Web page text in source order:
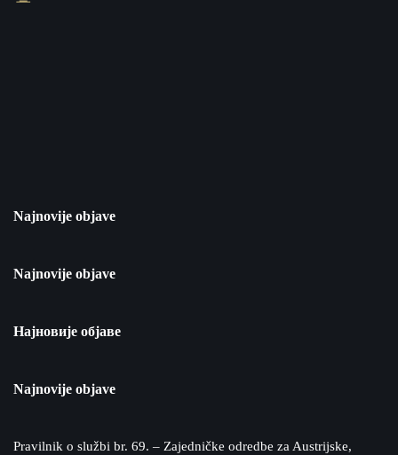
Najnovije objave
Najnovije objave
Најновије објаве
Najnovije objave
Pravilnik o službi br. 69. – Zajedničke odredbe za Austrijske,